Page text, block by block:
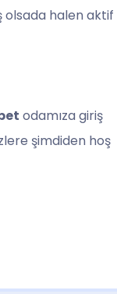
halen
odamıza giriş
şimdiden hoş